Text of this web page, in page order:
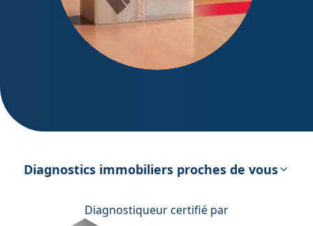
énergétique
Diagnostics immobiliers proches de vous
Diagnostiqueur certifié par